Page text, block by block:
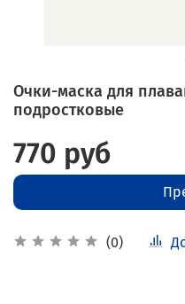
Очки-маска для
подростковые
(0)
770 руб